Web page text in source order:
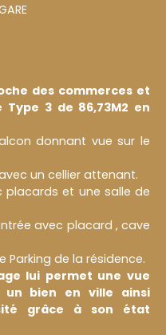
des commerces et
3 de 86,73M2 en
donnant vue sur le
un cellier attenant.
placards et une salle de
avec placard , cave
Parking de la résidence.
lui permet une vue
bien en ville ainsi
grâce à son état